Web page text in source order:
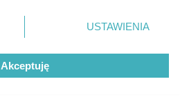
przycisk ustawień prywatności
rogu strony
nie wymagają zgody
sprzeciwić się takiemu
będą miały zastosowanie tylko
USTAWIENIA
Akceptuję